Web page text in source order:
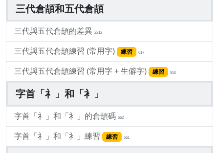
三代倉頡和五代倉頡
三代與五代倉頡的差異 2212
三代與五代倉頡練習 (常用字) 練習 617
三代與五代倉頡練習 (常用字 + 生僻字) 練習 950
字首「礻」和「衤」
字首「礻」和「衤」的倉頡碼 662
字首「礻」和「衤」練習 練習 561